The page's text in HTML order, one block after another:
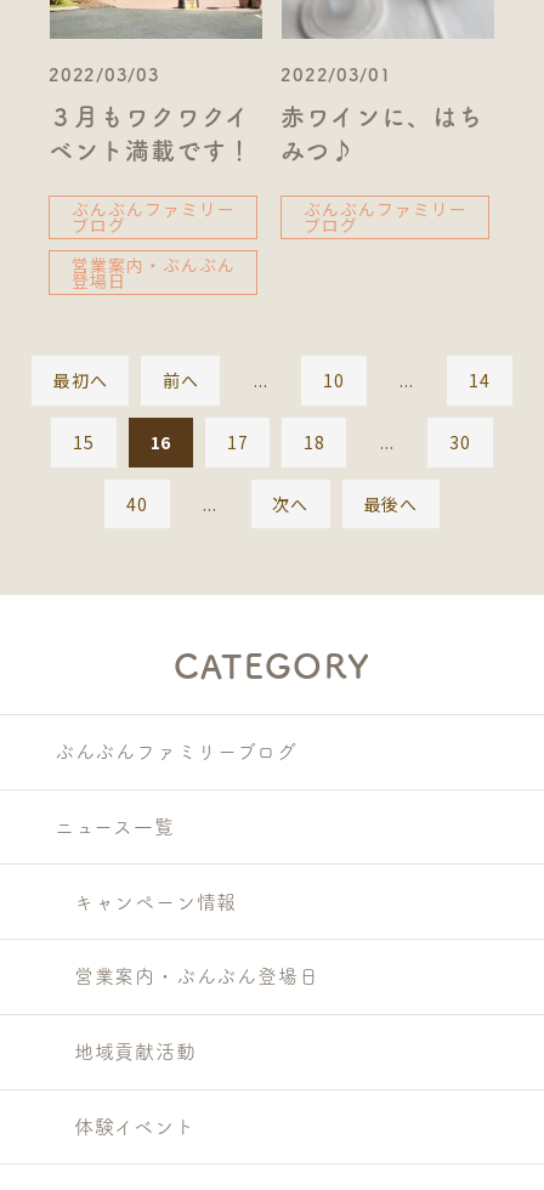
2022/03/03
３月もワクワクイ
ベント満載です！
ぶんぶんファミリー
ブログ
営業案内・ぶんぶん
登場日
2022/03/01
赤ワインに、はち
みつ♪
ぶんぶんファミリー
ブログ
最初へ 前へ ... 10 ... 14
15 16 17 18 ... 30
40 ... 次へ 最後へ
CATEGORY
ぶんぶんファミリーブログ
ニュース一覧
キャンペーン情報
営業案内・ぶんぶん登場日
地域貢献活動
体験イベント